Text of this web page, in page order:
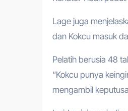
Lage juga
dan Kokcu masuk
Pelatih berusia 48
“Kokcu punya
mengambil